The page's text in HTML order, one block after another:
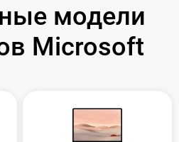
модели
Microsoft